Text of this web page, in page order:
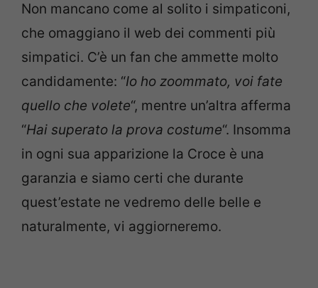
Non mancano come al solito i simpaticoni,
che omaggiano il web dei commenti più
simpatici. C’è un fan che ammette molto
candidamente: “Io ho zoommato, voi fate
quello che volete“, mentre un’altra afferma
“Hai superato la prova costume“. Insomma
in ogni sua apparizione la Croce è una
garanzia e siamo certi che durante
quest’estate ne vedremo delle belle e
naturalmente, vi aggiorneremo.